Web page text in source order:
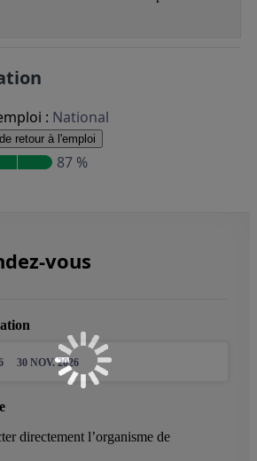
: National
retour à l'emploi
87 %
vous
30 NOV. 2026
directement l’organisme de